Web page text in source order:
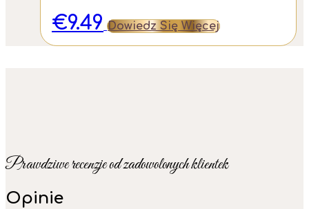
€9.49 Dowiedz Się Więcej
Prawdziwe recenzje od zadowolonych klientek
Opinie